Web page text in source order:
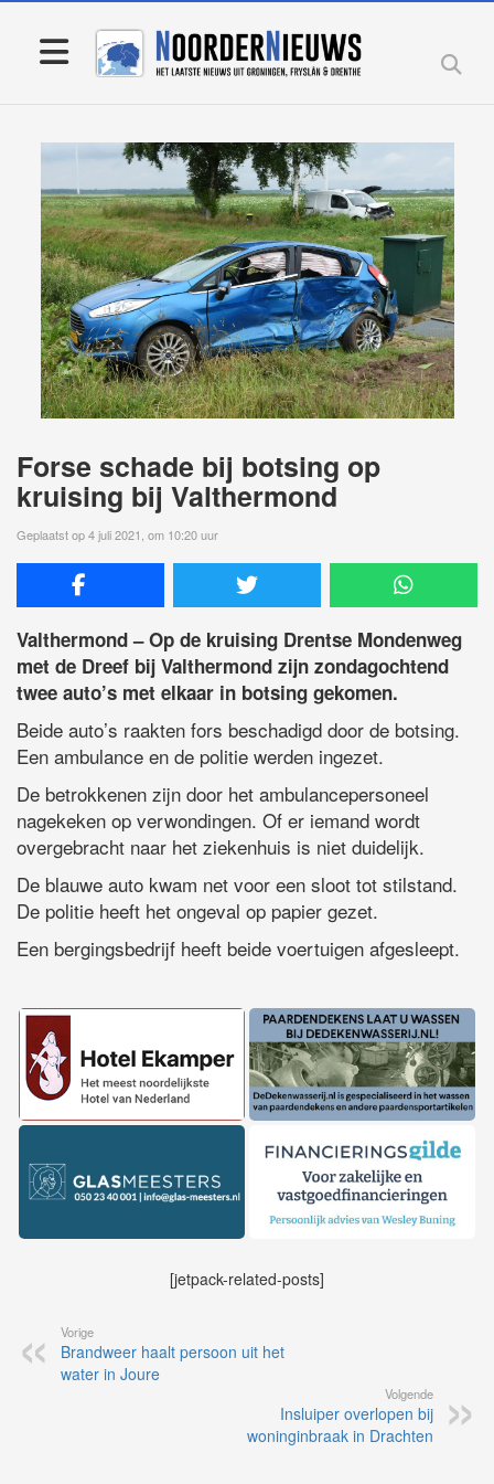
Forse schade bij botsing op
kruising bij Valthermond
Geplaatst op 4 juli 2021, om 10:20 uur
Valthermond – Op de kruising Drentse Mondenweg
met de Dreef bij Valthermond zijn zondagochtend
twee auto’s met elkaar in botsing gekomen.
Beide auto’s raakten fors beschadigd door de botsing.
Een ambulance en de politie werden ingezet.
De betrokkenen zijn door het ambulancepersoneel
nagekeken op verwondingen. Of er iemand wordt
overgebracht naar het ziekenhuis is niet duidelijk.
De blauwe auto kwam net voor een sloot tot stilstand.
De politie heeft het ongeval op papier gezet.
Een bergingsbedrijf heeft beide voertuigen afgesleept.
[jetpack-related-posts]
Vorige
Brandweer haalt persoon uit het
water in Joure
Volgende
Insluiper overlopen bij
woninginbraak in Drachten